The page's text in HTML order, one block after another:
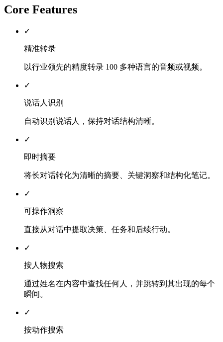
Core Features
✓
精准转录
以行业领先的精度转录 100 多种语言的音频或视频。
✓
说话人识别
自动识别说话人，保持对话结构清晰。
✓
即时摘要
将长对话转化为清晰的摘要、关键洞察和结构化笔记。
✓
可操作洞察
直接从对话中提取决策、任务和后续行动。
✓
按人物搜索
通过姓名在内容中查找任何人，并跳转到其出现的每个
瞬间。
✓
按动作搜索